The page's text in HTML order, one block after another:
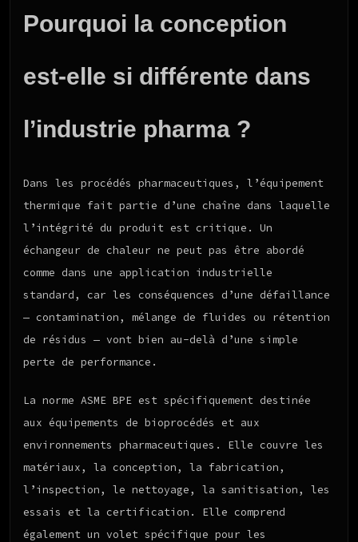
Pourquoi la conception
est-elle si différente dans
l’industrie pharma ?
Dans les procédés pharmaceutiques, l’équipement
thermique fait partie d’une chaîne dans laquelle
l’intégrité du produit est critique. Un
échangeur de chaleur ne peut pas être abordé
comme dans une application industrielle
standard, car les conséquences d’une défaillance
— contamination, mélange de fluides ou rétention
de résidus — vont bien au-delà d’une simple
perte de performance.
La norme ASME BPE est spécifiquement destinée
aux équipements de bioprocédés et aux
environnements pharmaceutiques. Elle couvre les
matériaux, la conception, la fabrication,
l’inspection, le nettoyage, la sanitisation, les
essais et la certification. Elle comprend
également un volet spécifique pour les